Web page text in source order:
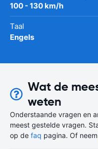
100 - 130 km/h
Taal
Engels
Wat de
weten
Onderstaande vragen en
meest gestelde vragen.
op de faq pagina. Of neem